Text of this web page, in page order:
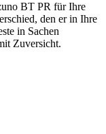
BT PR für Ihre
den er in Ihre
in Sachen
Zuversicht.